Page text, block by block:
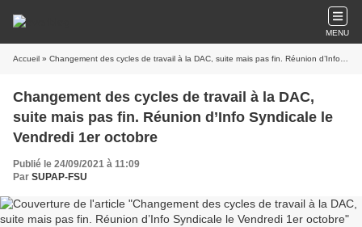
MENU
Accueil » Changement des cycles de travail à la DAC, suite mais pas fin. Réunion d’Info Syndicale le Vendredi 1er octobre
Changement des cycles de travail à la DAC,
suite mais pas fin. Réunion d’Info Syndicale le
Vendredi 1er octobre
Publié le 24/09/2021 à 11:09
Par SUPAP-FSU